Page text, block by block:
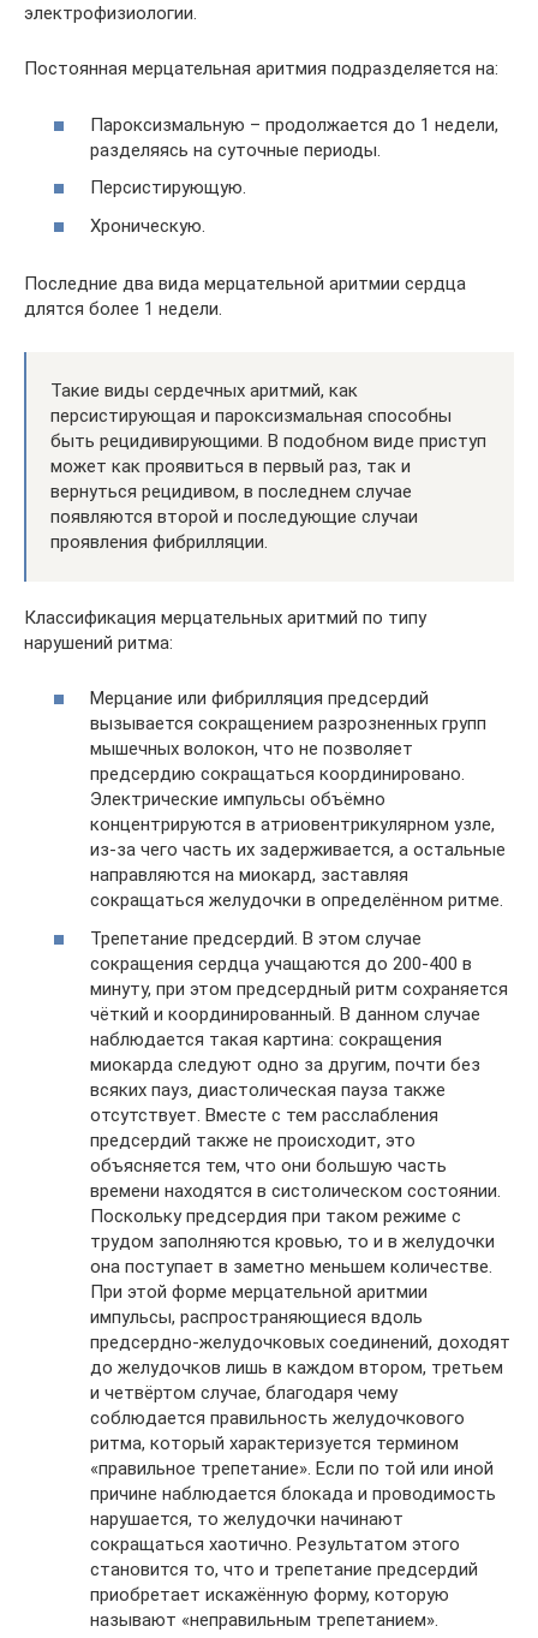
электрофизиологии.
Постоянная мерцательная аритмия подразделяется на:
Пароксизмальную – продолжается до 1 недели,
разделяясь на суточные периоды.
Персистирующую.
Хроническую.
Последние два вида мерцательной аритмии сердца
длятся более 1 недели.
Такие виды сердечных аритмий, как
персистирующая и пароксизмальная способны
быть рецидивирующими. В подобном виде приступ
может как проявиться в первый раз, так и
вернуться рецидивом, в последнем случае
появляются второй и последующие случаи
проявления фибрилляции.
Классификация мерцательных аритмий по типу
нарушений ритма:
Мерцание или фибрилляция предсердий
вызывается сокращением разрозненных групп
мышечных волокон, что не позволяет
предсердию сокращаться координировано.
Электрические импульсы объёмно
концентрируются в атриовентрикулярном узле,
из-за чего часть их задерживается, а остальные
направляются на миокард, заставляя
сокращаться желудочки в определённом ритме.
Трепетание предсердий. В этом случае
сокращения сердца учащаются до 200-400 в
минуту, при этом предсердный ритм сохраняется
чёткий и координированный. В данном случае
наблюдается такая картина: сокращения
миокарда следуют одно за другим, почти без
всяких пауз, диастолическая пауза также
отсутствует. Вместе с тем расслабления
предсердий также не происходит, это
объясняется тем, что они большую часть
времени находятся в систолическом состоянии.
Поскольку предсердия при таком режиме с
трудом заполняются кровью, то и в желудочки
она поступает в заметно меньшем количестве.
При этой форме мерцательной аритмии
импульсы, распространяющиеся вдоль
предсердно-желудочковых соединений, доходят
до желудочков лишь в каждом втором, третьем
и четвёртом случае, благодаря чему
соблюдается правильность желудочкового
ритма, который характеризуется термином
«правильное трепетание». Если по той или иной
причине наблюдается блокада и проводимость
нарушается, то желудочки начинают
сокращаться хаотично. Результатом этого
становится то, что и трепетание предсердий
приобретает искажённую форму, которую
называют «неправильным трепетанием».